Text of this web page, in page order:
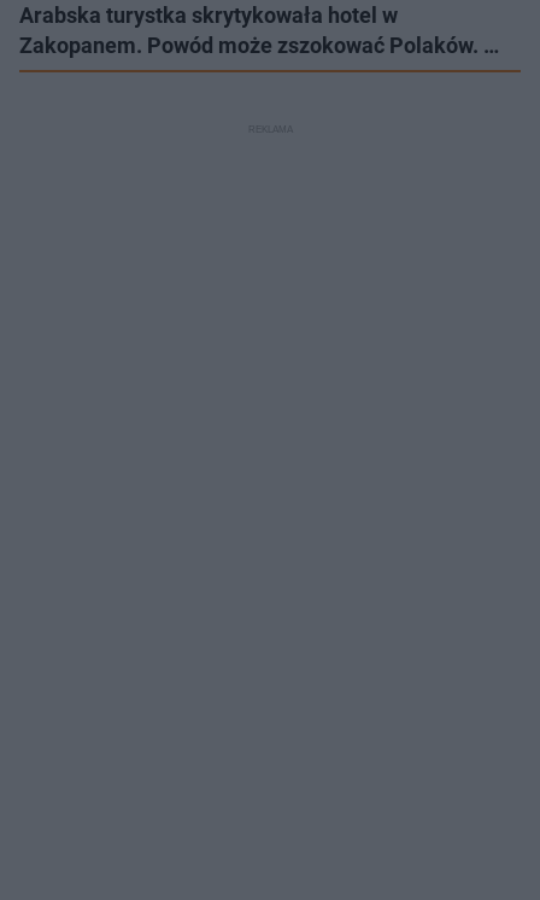
Arabska turystka skrytykowała hotel w
Zakopanem. Powód może zszokować Polaków. …